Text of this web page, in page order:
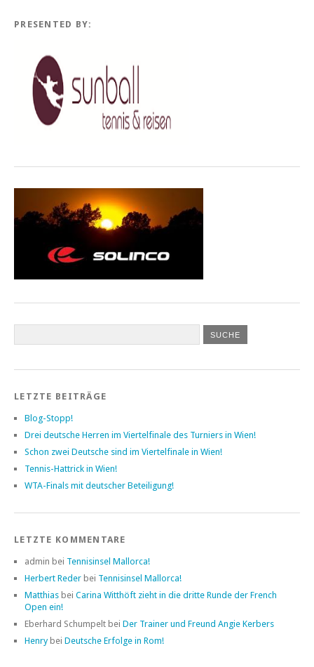
PRESENTED BY:
LETZTE BEITRÄGE
Blog-Stopp!
Drei deutsche Herren im Viertelfinale des Turniers in Wien!
Schon zwei Deutsche sind im Viertelfinale in Wien!
Tennis-Hattrick in Wien!
WTA-Finals mit deutscher Beteiligung!
LETZTE KOMMENTARE
admin bei Tennisinsel Mallorca!
Herbert Reder bei Tennisinsel Mallorca!
Matthias bei Carina Witthöft zieht in die dritte Runde der French
Open ein!
Eberhard Schumpelt bei Der Trainer und Freund Angie Kerbers
Henry bei Deutsche Erfolge in Rom!